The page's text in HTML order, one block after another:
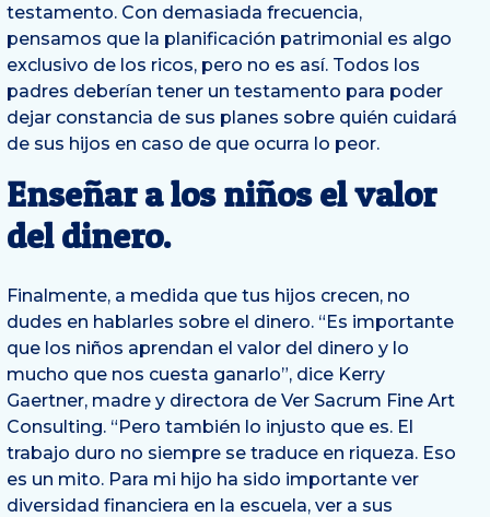
testamento. Con demasiada frecuencia,
pensamos que la planificación patrimonial es algo
exclusivo de los ricos, pero no es así. Todos los
padres deberían tener un testamento para poder
dejar constancia de sus planes sobre quién cuidará
de sus hijos en caso de que ocurra lo peor.
Enseñar a los niños el valor
del dinero.
Finalmente, a medida que tus hijos crecen, no
dudes en hablarles sobre el dinero. “Es importante
que los niños aprendan el valor del dinero y lo
mucho que nos cuesta ganarlo”, dice Kerry
Gaertner, madre y directora de Ver Sacrum Fine Art
Consulting. “Pero también lo injusto que es. El
trabajo duro no siempre se traduce en riqueza. Eso
es un mito. Para mi hijo ha sido importante ver
diversidad financiera en la escuela, ver a sus